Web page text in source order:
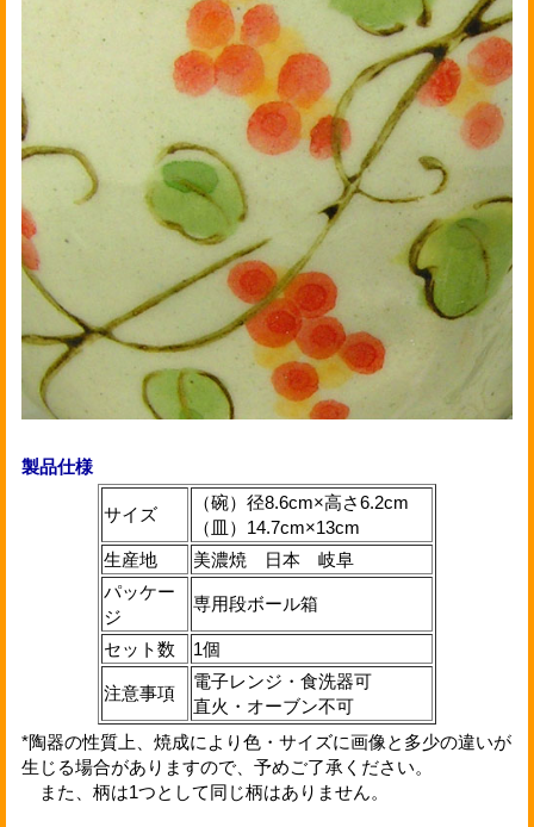
製品仕様
サイズ
（碗）径8.6cm×高さ6.2cm
（皿）14.7cm×13cm
生産地
美濃焼 日本 岐阜
パッケー
ジ
専用段ボール箱
セット数 1個
注意事項
電子レンジ・食洗器可
直火・オーブン不可
*陶器の性質上、焼成により色・サイズに画像と多少の違いが
生じる場合がありますので、予めご了承ください。
また、柄は1つとして同じ柄はありません。